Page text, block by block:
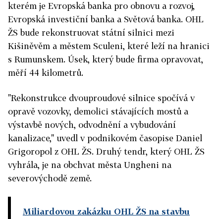
kterém je Evropská banka pro obnovu a rozvoj,
Evropská investiční banka a Světová banka. OHL
ŽS bude rekonstruovat státní silnici mezi
Kišiněvěm a městem Sculeni, které leží na hranici
s Rumunskem. Úsek, který bude firma opravovat,
měří 44 kilometrů.
"Rekonstrukce dvouproudové silnice spočívá v
opravě vozovky, demolici stávajících mostů a
výstavbě nových, odvodnění a vybudování
kanalizace," uvedl v podnikovém časopise Daniel
Grigoropol z OHL ŽS. Druhý tendr, který OHL ŽS
vyhrála, je na obchvat města Ungheni na
severovýchodě země.
Miliardovou zakázku OHL ŽS na stavbu